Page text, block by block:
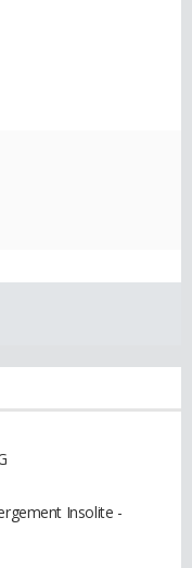
Insolite -